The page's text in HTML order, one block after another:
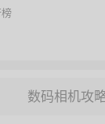
数码相机攻